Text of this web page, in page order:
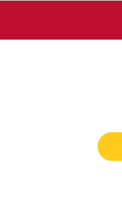
contenido